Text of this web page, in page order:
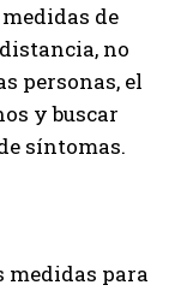
de
no
personas, el
y buscar
síntomas.
medidas para